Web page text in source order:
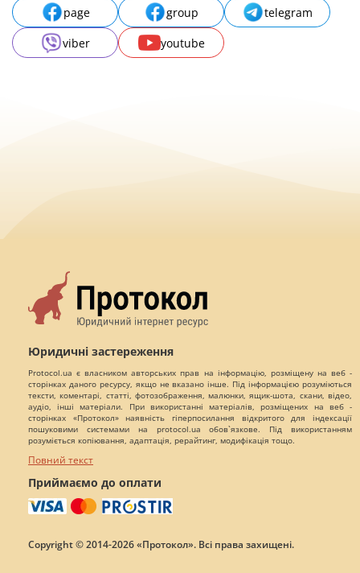
page group
telegram
viber
youtube
Юридичні застереження
Protocol.ua є власником авторських прав на інформацію, розміщену на веб -
сторінках даного ресурсу, якщо не вказано інше. Під інформацією розуміються
тексти, коментарі, статті, фотозображення, малюнки, ящик-шота, скани, відео,
аудіо, інші матеріали. При використанні матеріалів, розміщених на веб -
сторінках «Протокол» наявність гіперпосилання відкритого для індексації
пошуковими системами на protocol.ua обов`язкове. Під використанням
розуміється копіювання, адаптація, рерайтинг, модифікація тощо.
Повний текст
Приймаємо до оплати
Copyright © 2014-2026 «Протокол». Всі права захищені.